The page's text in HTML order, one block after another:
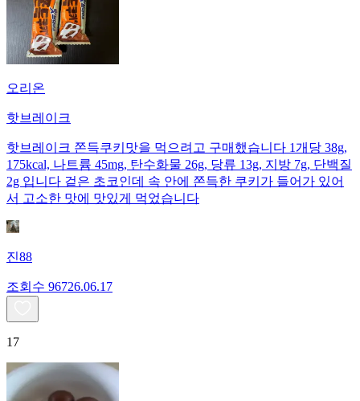
오리온
핫브레이크
핫브레이크 쫀득쿠키맛을 먹으려고 구매했습니다 1개당 38g,
175kcal, 나트륨 45mg, 탄수화물 26g, 당류 13g, 지방 7g, 단백질
2g 입니다 겉은 초코인데 속 안에 쫀득한 쿠키가 들어가 있어
서 고소한 맛에 맛있게 먹었습니다
진88
조회수 96726.06.17
17